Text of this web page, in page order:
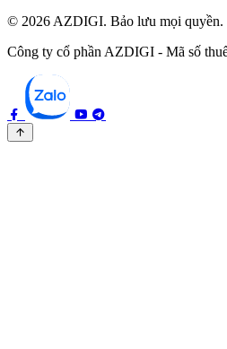
© 2026 AZDIGI. Bảo lưu mọi quyền.
Công ty cổ phần AZDIGI - Mã số